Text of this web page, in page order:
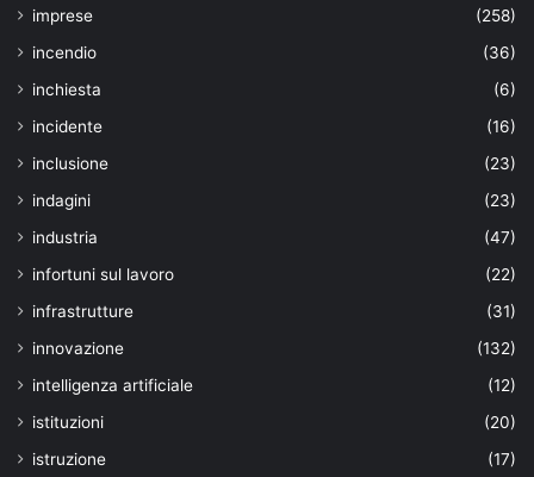
imprese
(258)
incendio
(36)
inchiesta
(6)
incidente
(16)
inclusione
(23)
indagini
(23)
industria
(47)
infortuni sul lavoro
(22)
infrastrutture
(31)
innovazione
(132)
intelligenza artificiale
(12)
istituzioni
(20)
istruzione
(17)